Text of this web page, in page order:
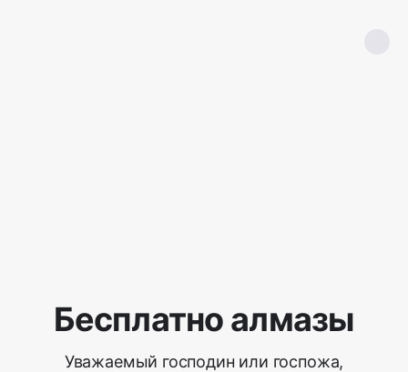
Бесплатно алмазы
Уважаемый господин или госпожа,